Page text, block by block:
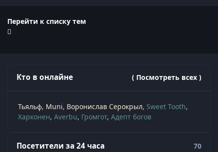
Перейти к списку тем
Кто в онлайне ( Посмотреть всех )
Тьяльф Muni Воронислав Серокрыл Sweet Tooth
Харконен Averbu Громгот Адепт богов
Посетители за 24 часа 70